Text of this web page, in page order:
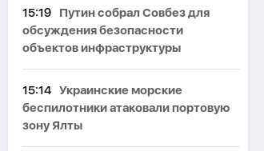
15:19
Путин собрал Совбез для
обсуждения безопасности
объектов инфраструктуры
15:14 Украинские морские
беспилотники атаковали портовую
зону Ялты